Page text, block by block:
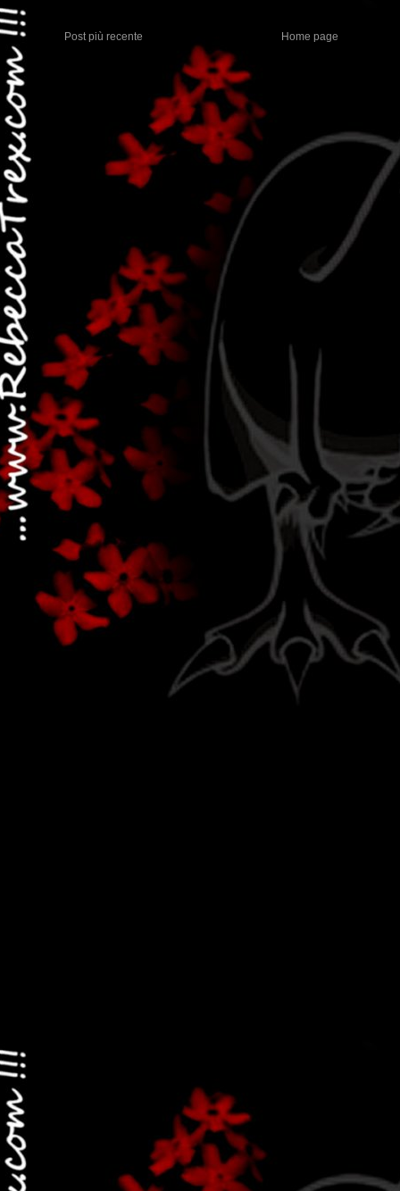
Post più recente Home page